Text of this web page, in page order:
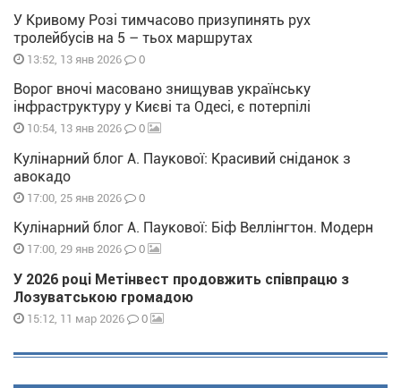
У Кривому Розі тимчасово призупинять рух
тролейбусів на 5 – тьох маршрутах
13:52, 13 янв 2026 0
Ворог вночі масовано знищував українську
інфраструктуру у Києві та Одесі, є потерпілі
10:54, 13 янв 2026 0
Кулінарний блог А. Паукової: Красивий сніданок з
авокадо
17:00, 25 янв 2026 0
Кулінарний блог А. Паукової: Біф Веллінгтон. Модерн
17:00, 29 янв 2026 0
У 2026 році Метінвест продовжить співпрацю з
Лозуватською громадою
15:12, 11 мар 2026 0